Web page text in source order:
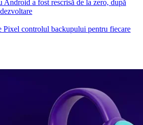
a fost rescrisă de la zero, după
Pixel controlul backupului pentru fiecare